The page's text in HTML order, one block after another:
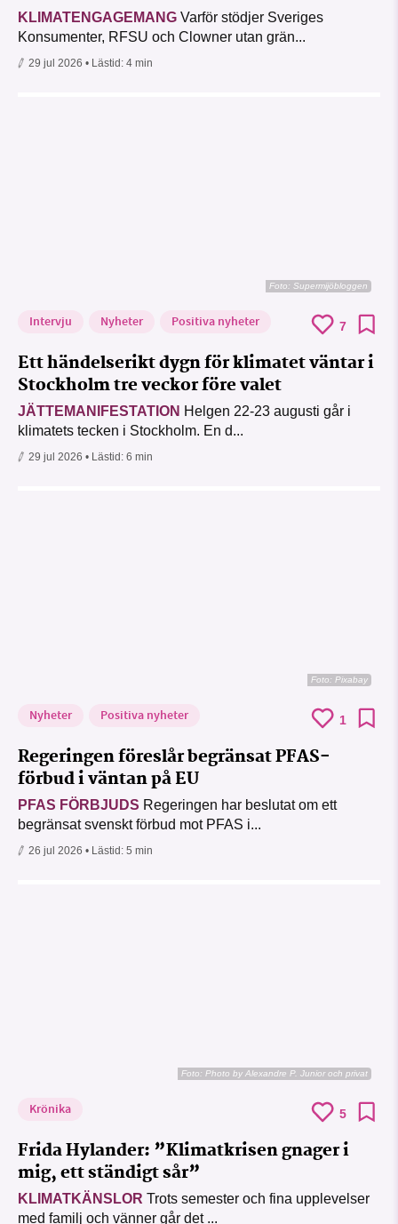
KLIMATENGAGEMANG Varför stödjer Sveriges
Konsumenter, RFSU och Clowner utan grän...
29 jul 2026 • Lästid: 4 min
Foto: Supermijöbloggen
Intervju Nyheter Positiva nyheter 7
Ett händelserikt dygn för klimatet väntar i
Stockholm tre veckor före valet
JÄTTEMANIFESTATION Helgen 22-23 augusti går i
klimatets tecken i Stockholm. En d...
29 jul 2026 • Lästid: 6 min
Foto: Pixabay
Nyheter Positiva nyheter 1
Regeringen föreslår begränsat PFAS-
förbud i väntan på EU
PFAS FÖRBJUDS Regeringen har beslutat om ett
begränsat svenskt förbud mot PFAS i...
26 jul 2026 • Lästid: 5 min
Foto: Photo by Alexandre P. Junior och privat
Krönika 5
Frida Hylander: ”Klimatkrisen gnager i
mig, ett ständigt sår”
KLIMATKÄNSLOR Trots semester och fina upplevelser
med familj och vänner går det ...